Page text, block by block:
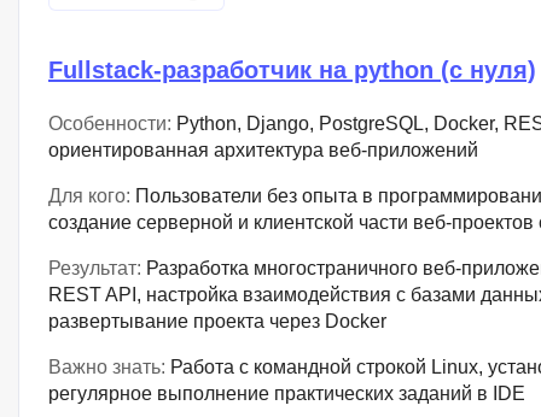
Fullstack-разработчик на python (с нуля)
Особенности: Python, Django, PostgreSQL, Docker,
ориентированная архитектура веб-приложений
Для кого: Пользователи без опыта в
создание серверной и клиентской части веб-проектов
Результат: Разработка многостраничного веб-
REST API, настройка взаимодействия с базами
развертывание проекта через Docker
Важно знать: Работа с командной строкой Linux,
регулярное выполнение практических заданий в IDE